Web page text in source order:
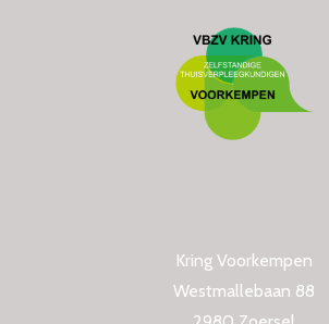
Kring Voorkempen
Westmallebaan 88